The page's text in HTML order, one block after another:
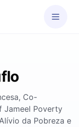
Co-
Jameel Poverty
da Pobreza e